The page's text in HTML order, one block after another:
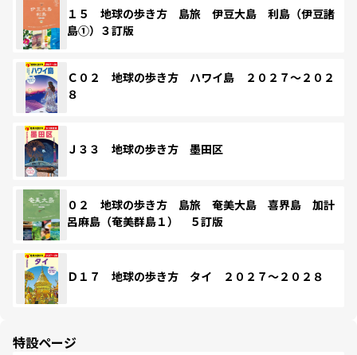
１５ 地球の歩き方 島旅 伊豆大島 利島（伊豆諸
島①）３訂版
Ｃ０２ 地球の歩き方 ハワイ島 ２０２７～２０２
８
Ｊ３３ 地球の歩き方 墨田区
０２ 地球の歩き方 島旅 奄美大島 喜界島 加計
呂麻島（奄美群島１） ５訂版
Ｄ１７ 地球の歩き方 タイ ２０２７～２０２８
特設ページ